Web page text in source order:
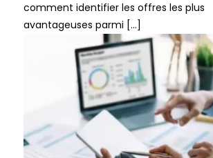
comment identifier les offres les plus
avantageuses parmi […]